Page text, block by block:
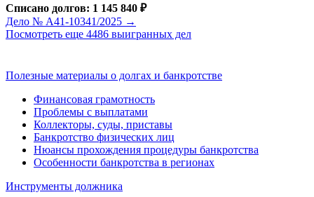
Списано долгов: 1 145 840 ₽
Дело № А41-10341/2025 →
Посмотреть еще 4486 выигранных дел
Полезные материалы о долгах и банкротстве
Финансовая грамотность
Проблемы с выплатами
Коллекторы, суды, приставы
Банкротство физических лиц
Нюансы прохождения процедуры банкротства
Особенности банкротства в регионах
Инструменты должника